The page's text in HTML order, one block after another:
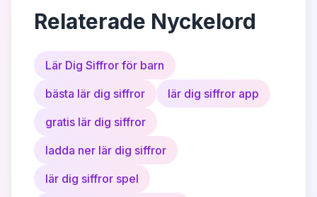
Relaterade Nyckelord
Lär Dig Siffror för barn
bästa lär dig siffror
lär dig siffror app
gratis lär dig siffror
ladda ner lär dig siffror
lär dig siffror spel